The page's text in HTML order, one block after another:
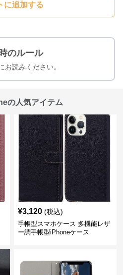
に追加する
のルール
お読みください。
の人気アイテム
¥3,120 (税込)
手帳型スマホケース 多機能レザ
ー調手帳型iPhoneケース